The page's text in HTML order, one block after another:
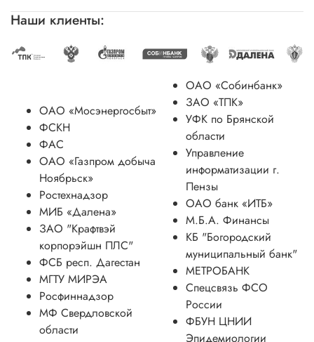
Наши клиенты:
ОАО «Мосэнергосбыт»
ФСКН
ФАС
ОАО «Газпром добыча
Ноябрьск»
Ростехнадзор
МИБ «Далена»
ЗАО "Крафтвэй
корпорэйшн ПЛС"
ФСБ респ. Дагестан
МГТУ МИРЭА
Росфиннадзор
МФ Свердловской
области
ОАО «Собинбанк»
ЗАО «ТПК»
УФК по Брянской
области
Управление
информатизации г.
Пензы
ОАО банк «ИТБ»
М.Б.А. Финансы
КБ "Богородский
муниципальный банк"
МЕТРОБАНК
Спецсвязь ФСО
России
ФБУН ЦНИИ
Эпидемиологии